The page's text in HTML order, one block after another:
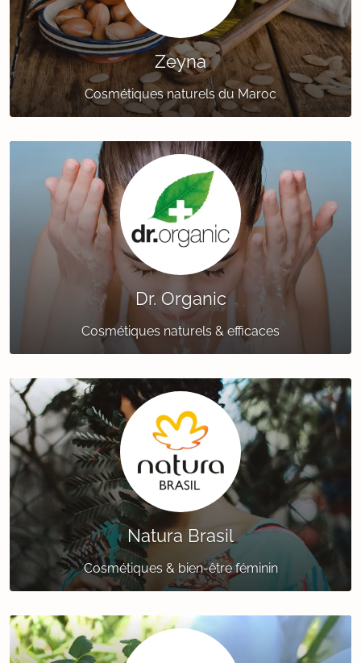
Zeyna
Cosmétiques naturels du Maroc
Dr. Organic
Cosmétiques naturels & efficaces
Natura Brasil
Cosmétiques & bien-être féminin